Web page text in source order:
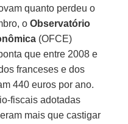
quanto perdeu o
oObservatório
(OFCE)
que entre 2008 e
franceses e dos
440 euros por ano.
fiscais adotadas
mais que castigar